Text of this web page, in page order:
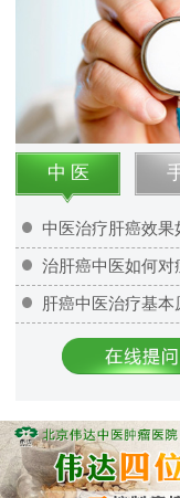
中 医
中医治疗肝癌效果
治肝癌中医如何对
肝癌中医治疗基本